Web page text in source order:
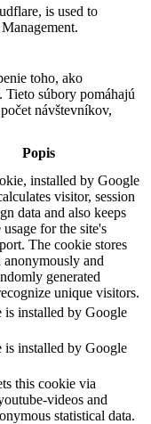
is used to
toho, ako
súbory pomáhajú
návštevníkov,
Popis
installed by Google
visitor, session
data and also keeps
for the site's
The cookie stores
and
generated
unique visitors.
is installed by Google
is installed by Google
this cookie via
videos and
statistical data.